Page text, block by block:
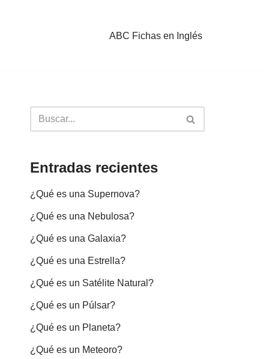
ABC Fichas en Inglés
Entradas recientes
¿Qué es una Supernova?
¿Qué es una Nebulosa?
¿Qué es una Galaxia?
¿Qué es una Estrella?
¿Qué es un Satélite Natural?
¿Qué es un Púlsar?
¿Qué es un Planeta?
¿Qué es un Meteoro?